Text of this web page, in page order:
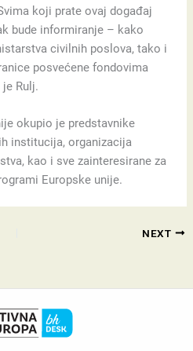
koji prate ovaj događaj
bude informiranje – kako
civilnih poslova, tako i
posvećene fondovima
Rulj.
okupio je predstavnike
institucija, organizacija
kao i sve zainteresirane za
Europske unije.
NEXT